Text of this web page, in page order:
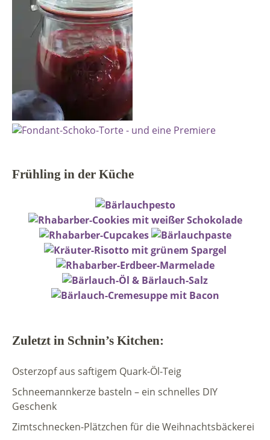
Frühling in der Küche
Zuletzt in Schnin’s Kitchen:
Osterzopf aus saftigem Quark-Öl-Teig
Schneemannkerze basteln – ein schnelles DIY
Geschenk
Zimtschnecken-Plätzchen für die Weihnachtsbäckerei